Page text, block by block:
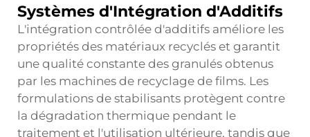
Systèmes d'Intégration d'Additifs
L'intégration contrôlée d'additifs améliore les
propriétés des matériaux recyclés et garantit
une qualité constante des granulés obtenus
par les machines de recyclage de films. Les
formulations de stabilisants protègent contre
la dégradation thermique pendant le
traitement et l'utilisation ultérieure, tandis que